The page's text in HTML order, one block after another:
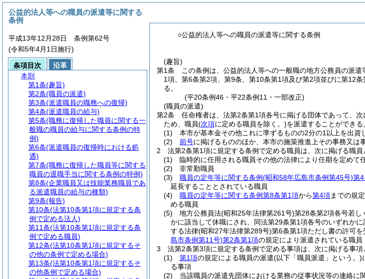
○公益的法人等への職員の派遣等に関する条例
(趣旨)
第1条
この条例は、公益的法人等への一般職の地方公務員の派遣
1項、第6条第2項、第9条、第10条第1項及び第2項並びに第12
る。
(平20条例46・平22条例11・一部改正)
(職員の派遣)
第2条
任命権者は、法第2条第1項各号に掲げる団体であって、
ため、職員(次項に定める職員を除く。)を派遣することができる
(1)
本市が基本金その他これに準ずるものの2分の1以上を出資
(2)
前号に掲げるもののほか、本市の施策推進上その事務又
2
法第2条第1項に規定する条例で定める職員は、次に掲げる職員
(1)
臨時的に任用される職員その他の法律により任期を定めて
(2)
非常勤職員
(3)
職員の定年等に関する条例(昭和58年広島市条例第45号)第
延長することとされている職員
(4)
職員の定年等に関する条例第8条第1項から第4項までの規
める職員
(5)
地方公務員法(昭和25年法律第261号)第28条第2項各号若し
かに該当して休職にされ、同法第29条第1項各号のいずれか
する法律(昭和27年法律第289号)第6条第1項ただし書の許可を
島市条例第11号)第2条第1項の規定により派遣されている職員
3
法第2条第3項に規定する条例で定める事項は、次に掲げる事項
(1)
第1項の規定による職員の派遣(以下「職員派遣」という。)
る事項
(2)
当該職員の派遣先団体における業務の従事状況等の連絡に
公益的法人等への職員の派遣等に関する
条例
平成13年12月28日 条例第62号
(令和5年4月1日施行)
条項目次
沿革
本則
第1条(趣旨)
第2条(職員の派遣)
第3条(派遣職員の職務への復帰)
第4条(派遣職員の給与)
第5条(職務に復帰した職員に関する一
般職の職員の給与に関する条例の特
例)
第6条(派遣職員の復帰時における処
遇)
第7条(職務に復帰した職員等に関する
職員の退職手当に関する条例の特例)
第8条(企業職員又は技能業務職員であ
る派遣職員の給与の種類)
第9条(報告)
第10条(法第10条第1項に規定する条
例で定める法人)
第11条(法第10条第1項に規定する条
例で定める職員)
第12条(法第10条第1項に規定するそ
の他の条例で定める場合)
第13条(法第10条第1項に規定するそ
の他条例で定める場合)